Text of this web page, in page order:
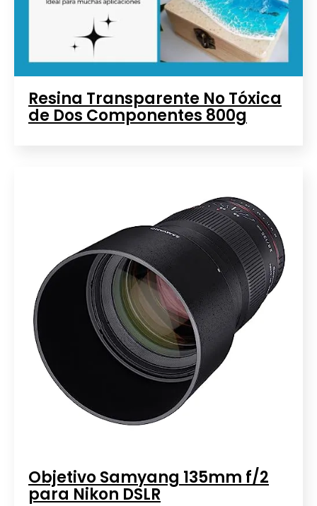
Resina Transparente No Tóxica
de Dos Componentes 800g
Objetivo Samyang 135mm f/2
para Nikon DSLR